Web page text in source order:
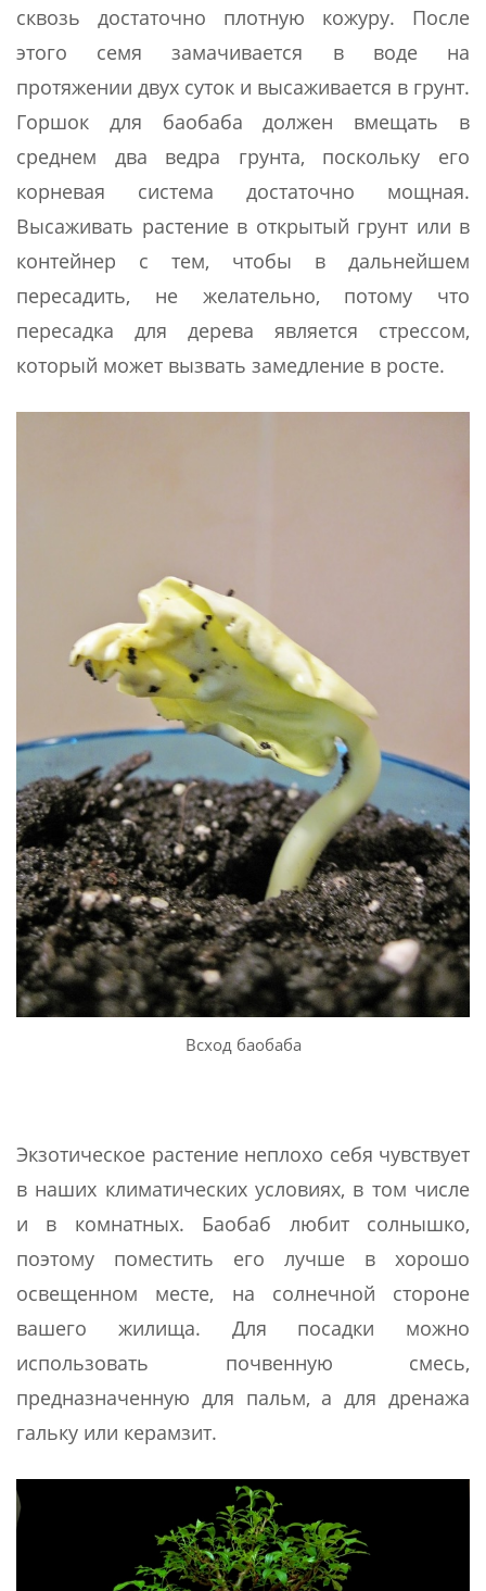
сквозь достаточно плотную кожуру. После
этого семя замачивается в воде на
протяжении двух суток и высаживается в грунт.
Горшок для баобаба должен вмещать в
среднем два ведра грунта, поскольку его
корневая система достаточно мощная.
Высаживать растение в открытый грунт или в
контейнер с тем, чтобы в дальнейшем
пересадить, не желательно, потому что
пересадка для дерева является стрессом,
который может вызвать замедление в росте.
Всход баобаба
Экзотическое растение неплохо себя чувствует
в наших климатических условиях, в том числе
и в комнатных. Баобаб любит солнышко,
поэтому поместить его лучше в хорошо
освещенном месте, на солнечной стороне
вашего жилища. Для посадки можно
использовать почвенную смесь,
предназначенную для пальм, а для дренажа
гальку или керамзит.